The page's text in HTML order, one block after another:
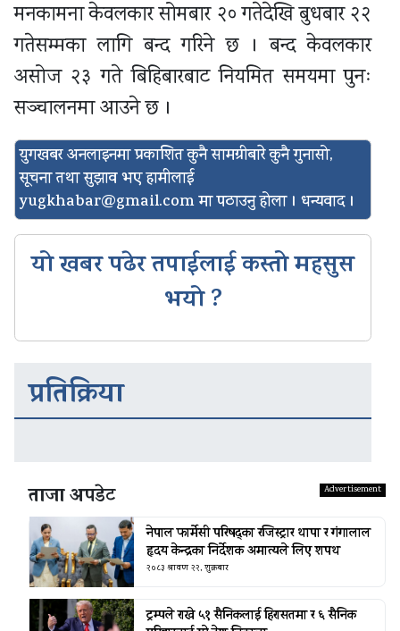
मनकामना केवलकार सोमबार २० गतेदेखि बुधबार २२
गतेसम्मका लागि बन्द गरिने छ । बन्द केवलकार
असोज २३ गते बिहिबारबाट नियमित समयमा पुनः
सञ्चालनमा आउने छ ।
युगखबर अनलाइनमा प्रकाशित कुनै सामग्रीबारे कुनै गुनासो,
सूचना तथा सुझाव भए हामीलाई
yugkhabar@gmail.comमा पठाउनु होला । धन्यवाद ।
यो खबर पढेर तपाईलाई कस्तो महसुस
भयो ?
प्रतिक्रिया
ताजा अपडेट
नेपाल फार्मेसी परिषद्का रजिस्ट्रार थापा र गंगालाल
हृदय केन्द्रका निर्देशक अमात्यले लिए शपथ
२०८३ श्रावण २२, शुक्रबार
ट्रम्पले राखे ५१ सैनिकलाई हिरासतमा र ६ सैनिक